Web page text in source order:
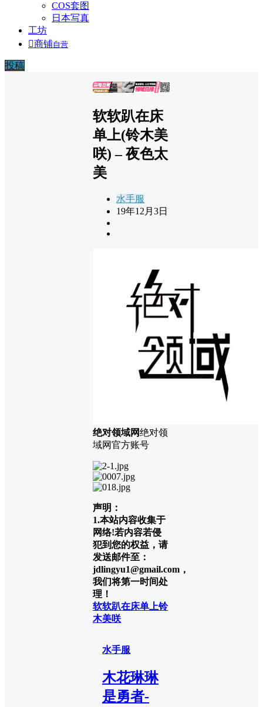
COS套图
日本写真
工坊
商铺自营
投稿
广告
软软趴在床
单上(铃木美
咲) – 夜色太
美
水手服
19年12月3日
绝对领域网绝对领
域网官方账号
声明：
1.本站内容收集于
网络!若内容若侵
犯到您的权益，请
发送邮件至：
jdlingyu1@gmail.com，
我们将第一时间处
理！
软软趴在床单上铃
木美咲
水手服
木花琳琳
是勇者-